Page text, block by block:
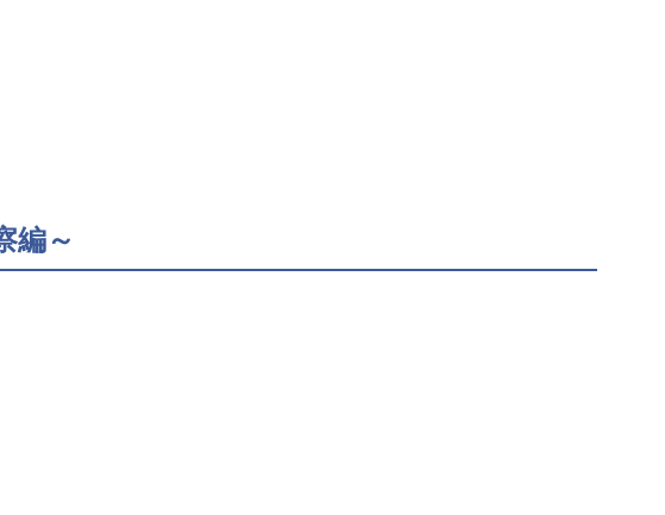
編～